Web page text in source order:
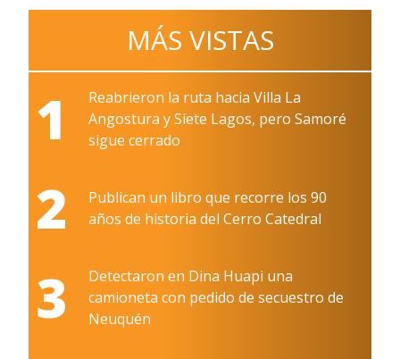
MÁS VISTAS
1
Reabrieron la ruta hacia Villa La
Angostura y Siete Lagos, pero Samoré
sigue cerrado
2
Publican un libro que recorre los 90
años de historia del Cerro Catedral
3
Detectaron en Dina Huapi una
camioneta con pedido de secuestro de
Neuquén